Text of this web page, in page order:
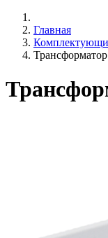
Главная